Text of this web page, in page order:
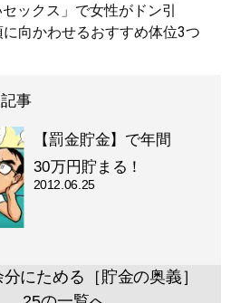
ックス」で女性がドン引
に向かわせるおすすめ体位3つ
事
【罰金貯金】で年間
30万円貯まる！
2012.06.25
にためる［貯金の奥義］